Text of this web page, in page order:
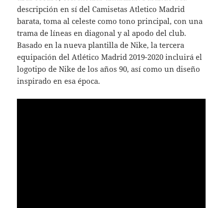
descripción en sí del Camisetas Atletico Madrid
barata, toma al celeste como tono principal, con una
trama de líneas en diagonal y al apodo del club.
Basado en la nueva plantilla de Nike, la tercera
equipación del Atlético Madrid 2019-2020 incluirá el
logotipo de Nike de los años 90, así como un diseño
inspirado en esa época.